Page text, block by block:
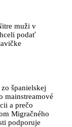
muži v
podať
španielskej
mainstreamové
a prečo
Migračného
podporuje